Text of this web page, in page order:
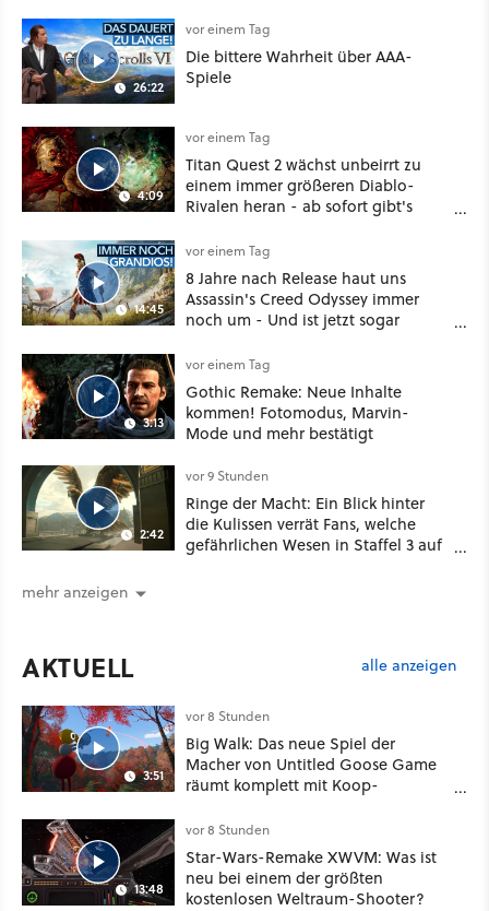
26:22
vor einem Tag
Die bittere Wahrheit über AAA-
Spiele
4:09
vor einem Tag
Titan Quest 2 wächst unbeirrt zu
einem immer größeren Diablo-
Rivalen heran - ab sofort gibt's
Klasse
14:45
vor einem Tag
8 Jahre nach Release haut uns
Assassin's Creed Odyssey immer
noch um - Und ist jetzt sogar
3:13
vor einem Tag
Gothic Remake: Neue Inhalte
kommen! Fotomodus, Marvin-
Mode und mehr bestätigt
2:42
vor 9 Stunden
Ringe der Macht: Ein Blick hinter
die Kulissen verrät Fans, welche
gefährlichen Wesen in Staffel 3 auf
mehr anzeigen
AKTUELL alle anzeigen
3:51
vor 8 Stunden
Big Walk: Das neue Spiel der
Macher von Untitled Goose Game
räumt komplett mit Koop-
13:48
vor 8 Stunden
Star-Wars-Remake XWVM: Was ist
neu bei einem der größten
kostenlosen Weltraum-Shooter?